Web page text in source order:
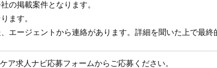
の掲載案件となります。
ます。
エージェントから連絡があります。詳細を聞いた上で最終
ケア求人ナビ応募フォームからご応募ください。